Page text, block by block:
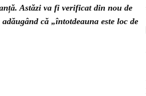
Astăzi va fi verificat din nou de
că „întotdeauna este loc de